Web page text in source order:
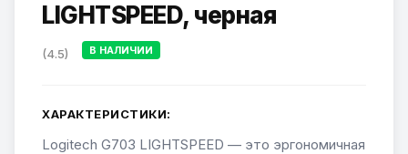
LIGHTSPEED, черная
(4.5) В НАЛИЧИИ
ХАРАКТЕРИСТИКИ:
Logitech G703 LIGHTSPEED — это эргономичная